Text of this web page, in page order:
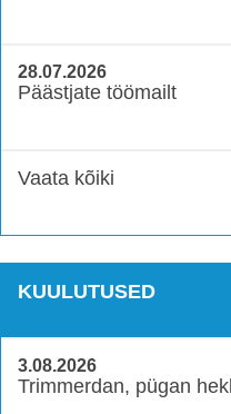
28.07.2026
Päästjate töömailt
Vaata kõiki
KUULUTUSED
3.08.2026
Trimmerdan, pügan